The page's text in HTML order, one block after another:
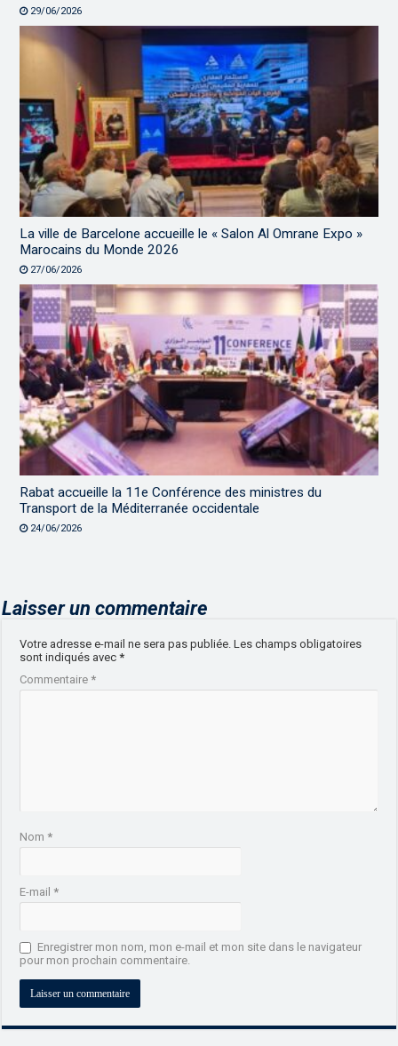
29/06/2026
La ville de Barcelone accueille le « Salon Al Omrane Expo »
Marocains du Monde 2026
27/06/2026
Rabat accueille la 11e Conférence des ministres du
Transport de la Méditerranée occidentale
24/06/2026
Laisser un commentaire
Votre adresse e-mail ne sera pas publiée. Les champs obligatoires
sont indiqués avec*
Commentaire*
Nom*
E-mail*
Enregistrer mon nom, mon e-mail et mon site dans le navigateur
pour mon prochain commentaire.